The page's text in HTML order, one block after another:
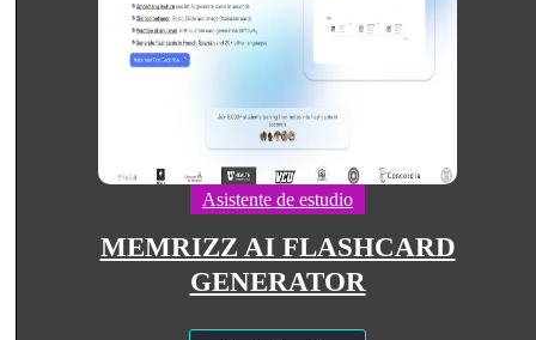
Asistente de estudio
MEMRIZZ AI FLASHCARD
GENERATOR